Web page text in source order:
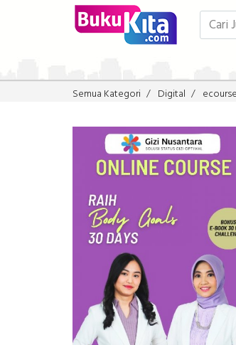
Semua Kategori
Digital ecourse